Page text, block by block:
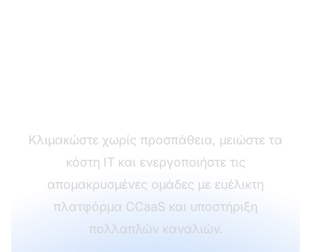
Κλιμακώστε χωρίς προσπάθεια, μειώστε τα
κόστη IT και ενεργοποιήστε τις
απομακρυσμένες ομάδες με ευέλικτη
πλατφόρμα CCaaS και υποστήριξη
πολλαπλών καναλιών.